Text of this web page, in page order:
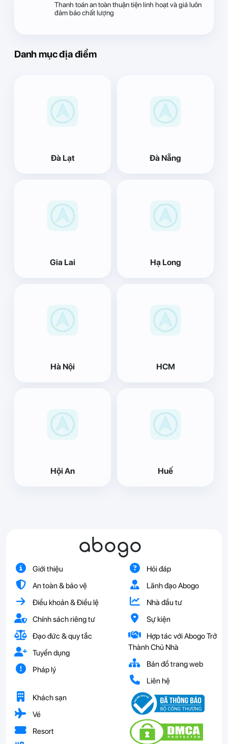
Thanh toán an toàn thuận tiện linh hoạt và giá luôn
đảm bảo chất lượng
Danh mục địa điểm
Đà Lạt Đà Nẵng
Gia Lai Hạ Long
Hà Nội HCM
Hội An Huế
abogo
Giới thiệu
An toàn & bảo vệ
Điều khoản & Điều lệ
Chính sách riêng tư
Đạo đức & quy tắc
Tuyển dụng
Pháp lý
Hỏi đáp
Lãnh đạo Abogo
Nhà đầu tư
Sự kiện
Hợp tác với Abogo Trở
Thành Chủ Nhà
Bản đồ trang web
Liên hệ
Khách sạn
Vé
Resort